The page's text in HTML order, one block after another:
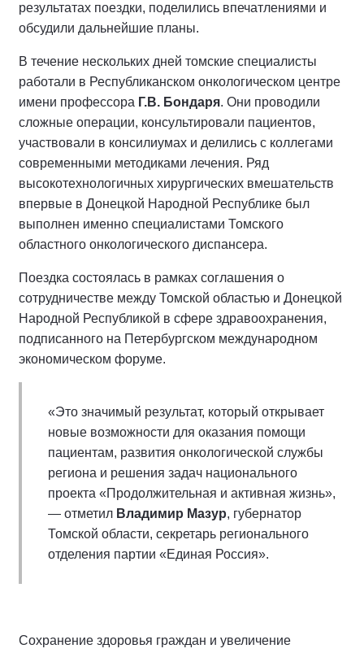
результатах поездки, поделились впечатлениями и
обсудили дальнейшие планы.
В течение нескольких дней томские специалисты
работали в Республиканском онкологическом центре
имени профессора Г.В. Бондаря. Они проводили
сложные операции, консультировали пациентов,
участвовали в консилиумах и делились с коллегами
современными методиками лечения. Ряд
высокотехнологичных хирургических вмешательств
впервые в Донецкой Народной Республике был
выполнен именно специалистами Томского
областного онкологического диспансера.
Поездка состоялась в рамках соглашения о
сотрудничестве между Томской областью и Донецкой
Народной Республикой в сфере здравоохранения,
подписанного на Петербургском международном
экономическом форуме.
«Это значимый результат, который открывает
новые возможности для оказания помощи
пациентам, развития онкологической службы
региона и решения задач национального
проекта «Продолжительная и активная жизнь»,
— отметил Владимир Мазур, губернатор
Томской области, секретарь регионального
отделения партии «Единая Россия».
Сохранение здоровья граждан и увеличение